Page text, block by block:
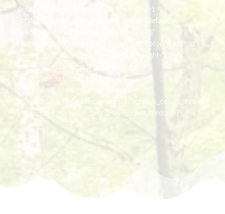
dobstacles.jpg" button_url_new_window=1
_builder_version=4.16 _module_preset="default"
header_level="h3" header_font="|700||on|||||"
header_text_align="center" header_text_color="#316041"
header_font_size="24px" header_line_height="1.2em"
link_option_url="https://gameoforez.fr/"
link_option_url_new_window="on"
header_text_shadow_style="preset1"
box_shadow_style_image="preset2" global_colors_info="{}"]
[/dsm_card_carousel_child][/dsm_card_carousel]